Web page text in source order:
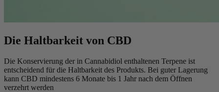
Die Haltbarkeit von CBD
Die Konservierung der in Cannabidiol enthaltenen Terpene ist
entscheidend für die Haltbarkeit des Produkts. Bei guter Lagerung
kann CBD mindestens 6 Monate bis 1 Jahr nach dem Öffnen
verzehrt werden